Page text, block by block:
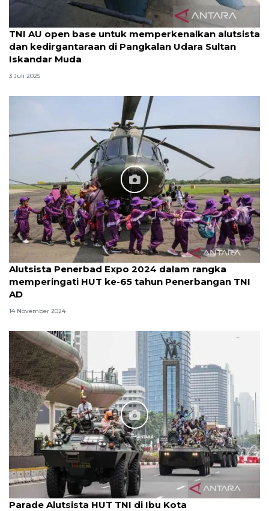
TNI AU open base untuk memperkenalkan alutsista
dan kedirgantaraan di Pangkalan Udara Sultan
Iskandar Muda
3 Juli 2025
Alutsista Penerbad Expo 2024 dalam rangka
memperingati HUT ke-65 tahun Penerbangan TNI
AD
14 November 2024
Parade Alutsista HUT TNI di Ibu Kota